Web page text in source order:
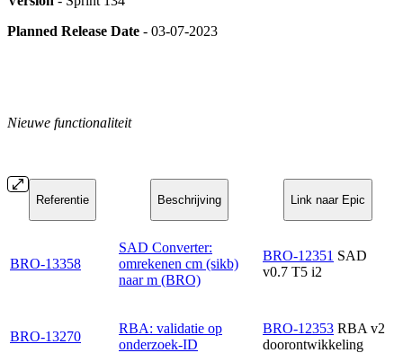
Planned Release Date - 03-07-2023
Nieuwe functionaliteit
Referentie Beschrijving Link naar Epic
BRO-13358
SAD Converter:
omrekenen cm (sikb)
naar m (BRO)
BRO-12351 SAD
v0.7 T5 i2
BRO-13270
RBA: validatie op
onderzoek-ID
BRO-12353 RBA v2
doorontwikkeling